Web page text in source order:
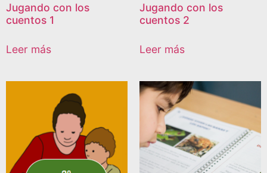
Jugando con los
cuentos 1
Leer más
Jugando con los
cuentos 2
Leer más